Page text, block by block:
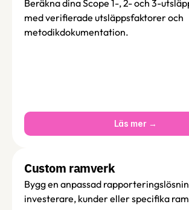
Beräkna dina Scope 1-, 2- och 3-
med verifierade utsläppsfaktorer och
metodikdokumentation.
Läs mer →
Custom ramverk
Bygg en anpassad
investerare, kunder eller specifika